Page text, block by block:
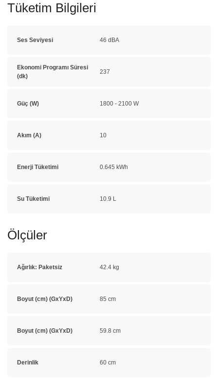
Tüketim Bilgileri
Ses Seviyesi 46 dBA
Ekonomi Programı Süresi
(dk)
237
Güç (W) 1800 - 2100 W
Akım (A) 10
Enerji Tüketimi 0.645 kWh
Su Tüketimi 10.9 L
Ölçüler
Ağırlık: Paketsiz 42.4 kg
Boyut (cm) (GxYxD) 85 cm
Boyut (cm) (GxYxD) 59.8 cm
Derinlik 60 cm